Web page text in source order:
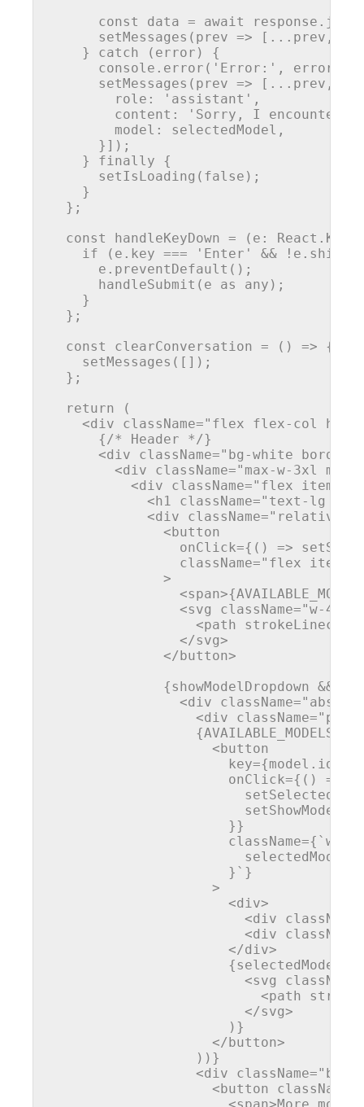
const
data = await response. json
setMessages ( prev => [...prev, {
    }
catch (error) {
console . error ( 'Error:' , error);
setMessages ( prev => [...prev, {
role : 'assistant' ,
content :
'Sorry, I
model : selectedModel,
      }]);
    }
finally {
setIsLoading ( false );
    }
  };
const
handleKeyDown = ( e:
if (e. key === 'Enter' && !e.
      e.
preventDefault ();
handleSubmit (e as any );
    }
  };
const
clearConversation = ( ) => {
setMessages ([]);
  };
return (
<div className="flex flex-col h-
      {/* Header */}
<div className="bg-white border-
<div className="max-w-3xl
<div className="flex items-
< h1 className="text-lg
<div className="relative"
< button
onClick={() =>
className="flex
              >
<span>
<svg className="w-4 h-
<path strokeLinecap
</svg>
</ button>
              {showModelDropdown && (
<div className=
<div className="px-
< button
key={model.id}
onClick={() =>
                      }}
className={`w-
selectedModel
                      }`}
                    >
<div>
<div className
<div className
</div>
{selectedModel
<svg className
<path
</svg>
                      )}
</ button>
                  ))}
<div className=
< button className